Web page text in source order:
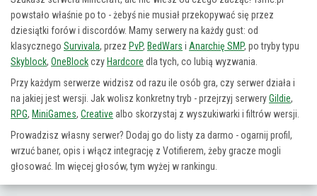
powstało właśnie po to - żebyś nie musiał przekopywać się przez
dziesiątki forów i discordów. Mamy serwery na każdy gust: od
klasycznego Survivala, przez PvP, BedWars i Anarchię SMP, po tryby typu
Skyblock, OneBlockczy Hardcore dla tych, co lubią wyzwania.
Przy każdym serwerze widzisz od razu ile osób gra, czy serwer działa i
na jakiej jest wersji. Jak wolisz konkretny tryb - przejrzyj serweryGildie,
RPG, MiniGames, Creative albo skorzystaj z wyszukiwarki i filtrów wersji.
Prowadzisz własny serwer? Dodaj go do listy za darmo - ogarnij profil,
wrzuć baner, opis i włącz integrację z Votifierem, żeby gracze mogli
głosować. Im więcej głosów, tym wyżej w rankingu.